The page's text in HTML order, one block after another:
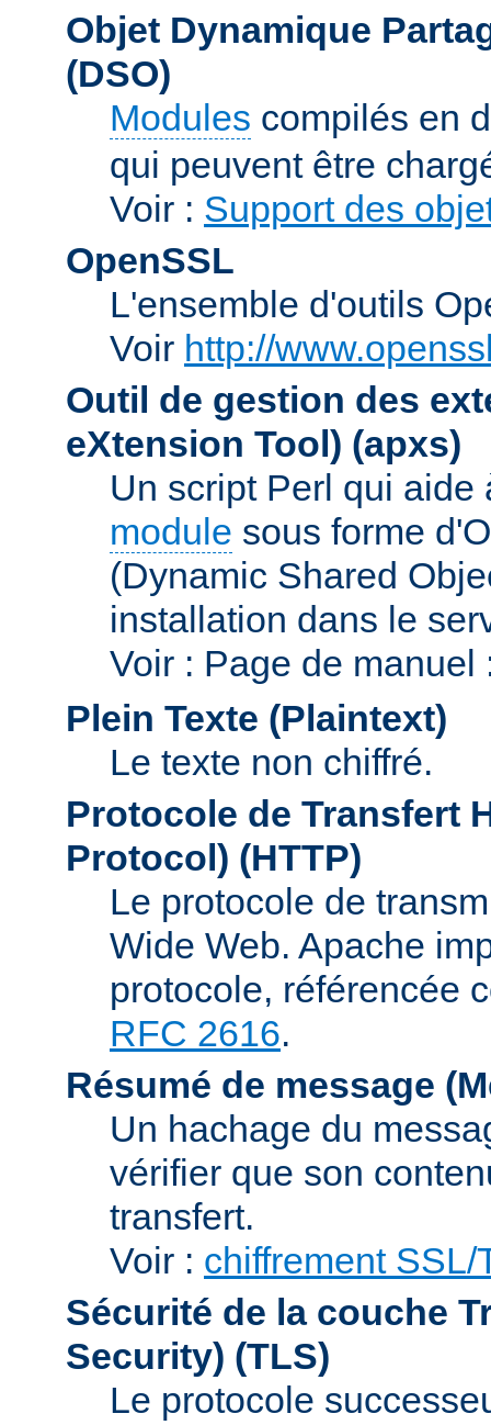
Objet Dynamique
(DSO)
Modules compilés en
qui peuvent être
Voir : Support des
OpenSSL
L'ensemble d'outils
Voir http://
Outil de gestion des
eXtension Tool) (apxs)
Un script Perl qui
module sous forme
(Dynamic Shared
installation dans le
Voir : Page de
Plein Texte (Plaintext)
Le texte non chiffré.
Protocole de Transfert
Protocol) (HTTP)
Le protocole de
Wide Web. Apache
protocole, référencée
RFC 2616.
Résumé de message
Un hachage du
vérifier que son
transfert.
Voir : chiffrement SSL/
Sécurité de la couche
Security) (TLS)
Le protocole